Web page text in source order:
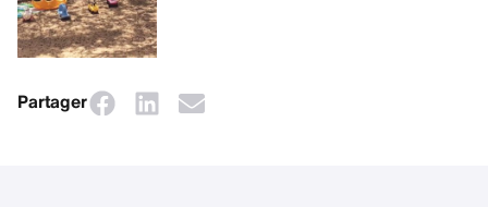
Partager